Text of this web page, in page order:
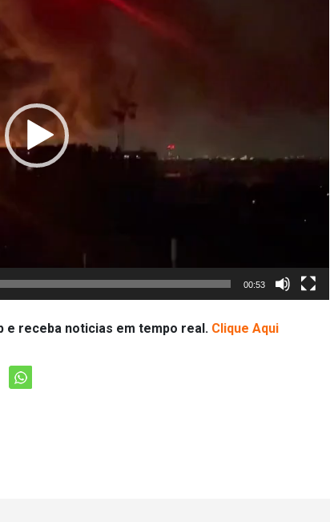
00:53
e receba noticias em tempo real. Clique Aqui